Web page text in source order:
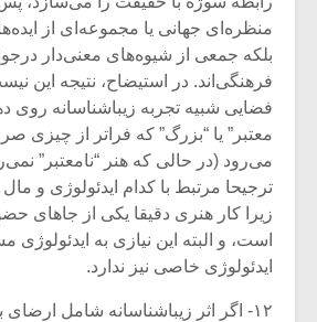
منظره‌ای جهانی یا مجموعه‌ای از
بلکه جمعی از شیوه‌های معنی‌دار
فرهنگی‌اند. در استیضاح، نتیجه این
فضایی شبیه تجربه زیباشناسانه روی
معتبر” یا “بزرگ” که فراتر از چیزی
می‌رود (در حالی که هنر “نامعتبر”
ترجیحا مرتبط با کدام ایدئولوژی و
زیرا کار هنری دقیقا یکی از جاهای
است، و البته این نیازی به ایدئولوژی
ایدئولوژی خاصی نیز ندارد.
۱۲- اگر اثر زیباشناسانه شامل